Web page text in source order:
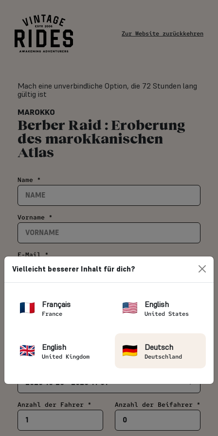
Zur Website zurückkehren
Mach eine unverbindliche Option, die 72 Stunden lang
gültig ist
MAROKKO
Berber Raid : Eroberung
des marokkanischen
Atlas
Name *
Vorname *
E-Mail *
Anzahl der Fahrer * Anzahl der Beifahrer *
Vielleicht besserer Inhalt für dich?
Français
France
English
United States
English
United Kingdom
Deutsch
Deutschland